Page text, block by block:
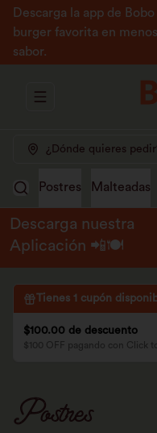
Descarga la app de
burger favorita en
sabor.
Abrir menu de
¿Dónde quieres
Postres Malteadas
Descarga nuestra
Aplicación 📲🍽️
Tienes 1 cupón
$100.00 de descuento
$100 OFF pagando con Click
Postres